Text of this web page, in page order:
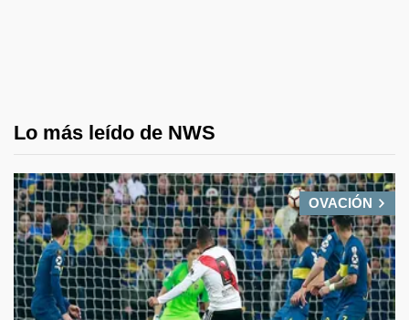
Lo más leído de NWS
OVACIÓN